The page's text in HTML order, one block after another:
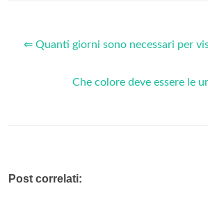
⇐ Quanti giorni sono necessari per
Che colore deve essere le
Post correlati: